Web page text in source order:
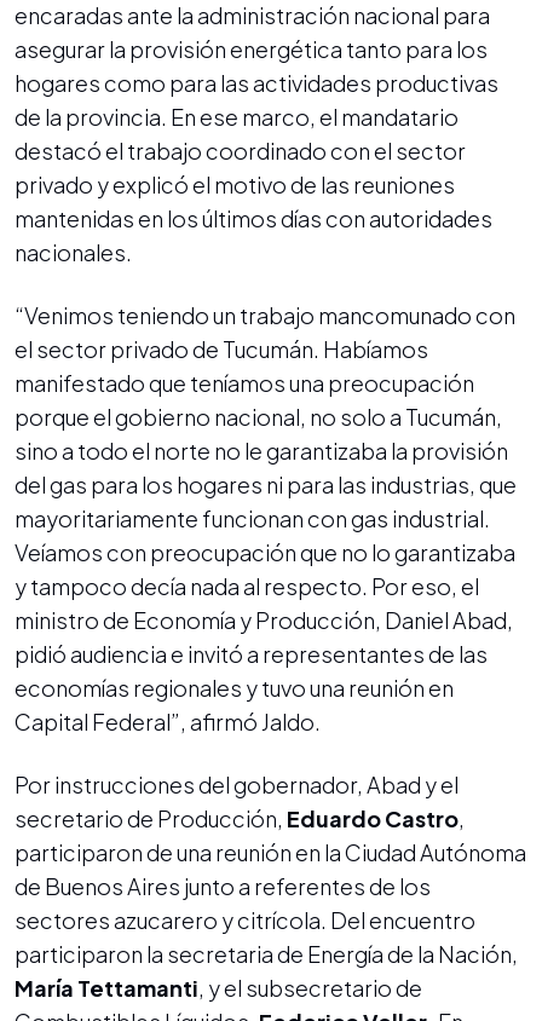
encaradas ante la administración nacional para
asegurar la provisión energética tanto para los
hogares como para las actividades productivas
de la provincia. En ese marco, el mandatario
destacó el trabajo coordinado con el sector
privado y explicó el motivo de las reuniones
mantenidas en los últimos días con autoridades
nacionales.
“Venimos teniendo un trabajo mancomunado con
el sector privado de Tucumán. Habíamos
manifestado que teníamos una preocupación
porque el gobierno nacional, no solo a Tucumán,
sino a todo el norte no le garantizaba la provisión
del gas para los hogares ni para las industrias, que
mayoritariamente funcionan con gas industrial.
Veíamos con preocupación que no lo garantizaba
y tampoco decía nada al respecto. Por eso, el
ministro de Economía y Producción, Daniel Abad,
pidió audiencia e invitó a representantes de las
economías regionales y tuvo una reunión en
Capital Federal”, afirmó Jaldo.
Por instrucciones del gobernador, Abad y el
secretario de Producción, Eduardo Castro,
participaron de una reunión en la Ciudad Autónoma
de Buenos Aires junto a referentes de los
sectores azucarero y citrícola. Del encuentro
participaron la secretaria de Energía de la Nación,
María Tettamanti, y el subsecretario de